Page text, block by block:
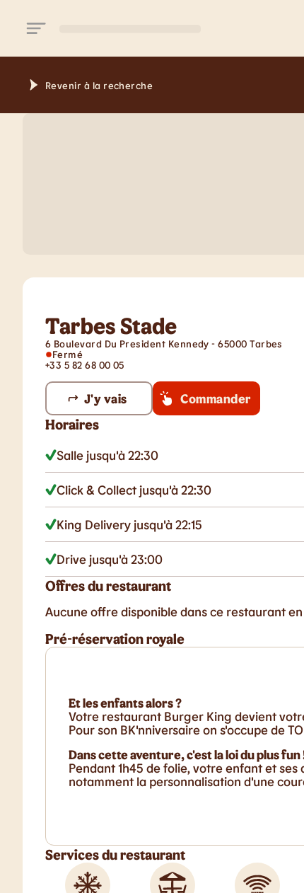
Revenir à la recherche
Tarbes Stade
6 Boulevard Du President Kennedy - 65000 Tarbes
Fermé
+33 5 82 68 00 05
J'y vais Commander
Horaires
Salle jusqu'à 22:30
Click & Collect jusqu'à 22:30
King Delivery jusqu'à 22:15
Drive jusqu'à 23:00
Offres du restaurant
Aucune offre disponible dans ce restaurant
Pré-réservation royale
Et les enfants alors ?
Votre restaurant Burger King devient
Pour son BK'nniversaire on s'occupe de
Dans cette aventure, c'est la loi du plus fun
Pendant 1h45 de folie, votre enfant et
notamment la personnalisation d'une
Services du restaurant